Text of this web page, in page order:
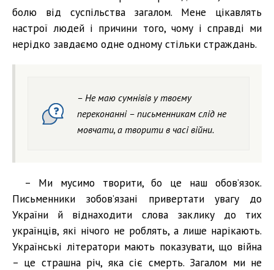
болю від суспільства загалом. Мене цікавлять
настрої людей і причини того, чому і справді ми
нерідко завдаємо одне одному стільки страждань.
– Не маю сумнівів у твоєму
переконанні – письменникам слід не
мовчати, а творити в часі війни.
– Ми мусимо творити, бо це наш обов’язок.
Письменники зобов’язані привертати увагу до
України й віднаходити слова заклику до тих
українців, які нічого не роблять, а лише нарікають.
Українські літератори мають показувати, що війна
– це страшна річ, яка сіє смерть. Загалом ми не